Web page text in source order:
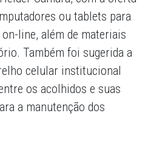
ou tablets para
line, além de materiais
Também foi sugerida a
celular institucional
os acolhidos e suas
a manutenção dos